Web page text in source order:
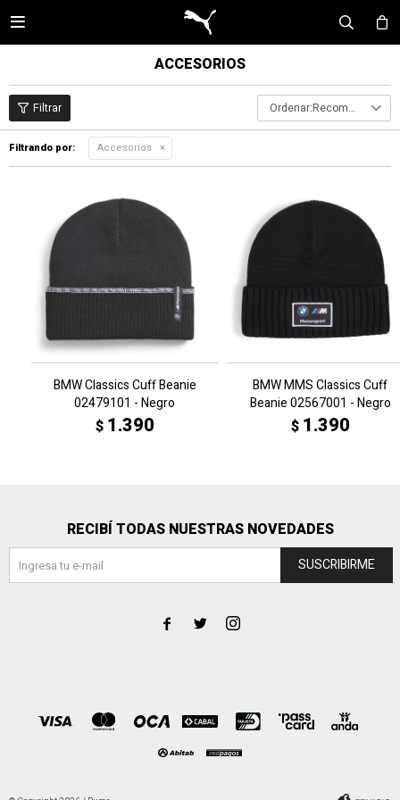

ACCESORIOS
Recomendados
Filtrando por: Accesorios
BMW Classics Cuff Beanie
02479101 - Negro
$ 1.390
BMW MMS Classics Cuff
Beanie 02567001 - Negro
$ 1.390
RECIBÍ TODAS NUESTRAS NOVEDADES
SUSCRIBIRME
  